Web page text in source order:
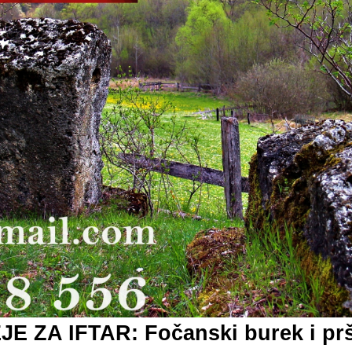
ZA IFTAR: Fočanski burek i